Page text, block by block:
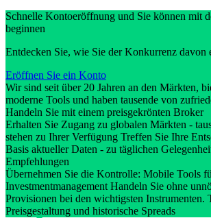
Schnelle Kontoeröffnung und Sie können mit
beginnen
Entdecken Sie, wie Sie der Konkurrenz davon
Eröffnen Sie ein Konto
Wir sind seit über 20 Jahren an den Märkten,
moderne Tools und haben tausende von
Handeln Sie mit einem preisgekrönten Broker
Erhalten Sie Zugang zu globalen Märkten -
stehen zu Ihrer Verfügung Treffen Sie Ihre
Basis aktueller Daten - zu täglichen
Empfehlungen
Übernehmen Sie die Kontrolle: Mobile Tools
Investmentmanagement Handeln Sie ohne
Provisionen bei den wichtigsten Instrumenten.
Preisgestaltung und historische Spreads